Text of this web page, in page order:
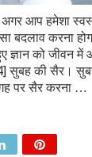
अगर आप हमेशा
बदलाव करना
ज्ञान को जीवन
सुबह की सैर।
पर सैर करना …